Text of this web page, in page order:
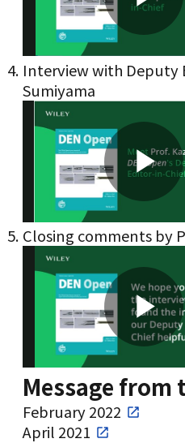
Interview with Deputy
Sumiyama
Closing comments by
Message from
February 2022
April 2021